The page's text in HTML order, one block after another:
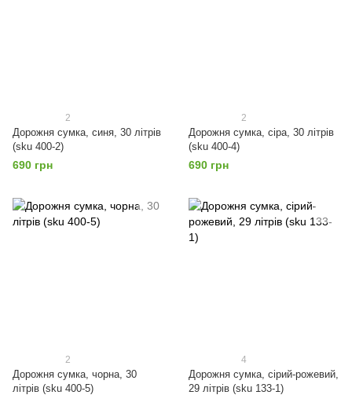
2
Дорожня сумка, синя, 30 літрів
(sku 400-2)
690 грн
2
Дорожня сумка, сіра, 30 літрів
(sku 400-4)
690 грн
2
Дорожня сумка, чорна, 30
літрів (sku 400-5)
4
Дорожня сумка, сірий-рожевий,
29 літрів (sku 133-1)